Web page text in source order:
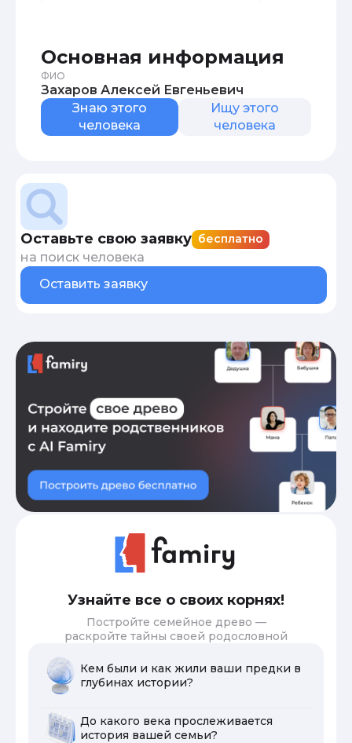
Основная информация
ФИО
Захаров Алексей Евгеньевич
Знаю этого
человека
Ищу этого
человека
Оставьте свою заявку бесплатно
на поиск человека
Оставить заявку
Узнайте все о своих корнях!
Постройте семейное древо —
раскройте тайны своей родословной
Кем были и как жили ваши предки в
глубинах истории?
До какого века прослеживается
история вашей семьи?